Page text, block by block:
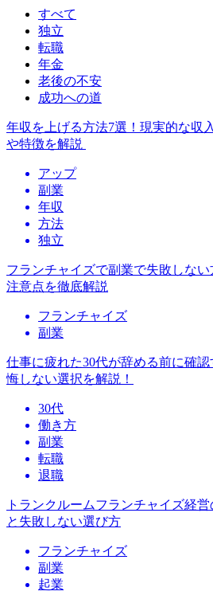
すべて
独立
転職
年金
老後の不安
成功への道
年収を上げる方法7選！現実的な収
や特徴を解説
アップ
副業
年収
方法
独立
フランチャイズで副業で失敗しな
注意点を徹底解説
フランチャイズ
副業
仕事に疲れた30代が辞める前に確
悔しない選択を解説！
30代
働き方
副業
転職
退職
トランクルームフランチャイズ経
と失敗しない選び方
フランチャイズ
副業
起業